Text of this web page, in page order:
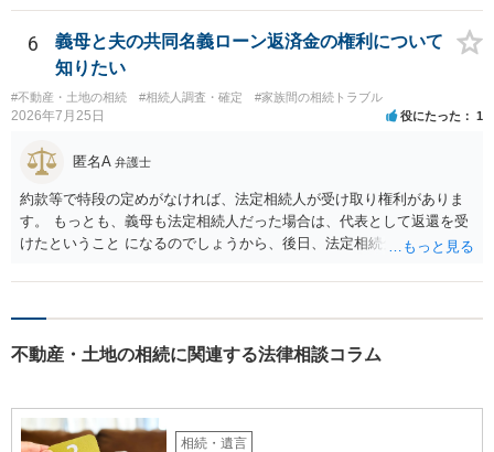
も相続権があります。つまり、孫５人に加えて「おじ又はおば」にも
相続権がある可能性があります。
6
義母と夫の共同名義ローン返済金の権利について
知りたい
#不動産・土地の相続 #相続人調査・確定 #家族間の相続トラブル
2026年7月25日 役にたった 1
匿名A 弁護士
約款等で特段の定めがなければ、法定相続人が受け取り権利がありま
す。 もっとも、義母も法定相続人だった場合は、代表として返還を受
けたということ になるのでしょうから、後日、法定相続分に基づいて
不動産・土地の相続に関連する法律相談コラム
相続・遺言